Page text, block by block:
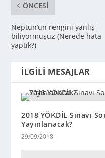
ÖNCESI
Neptün’ün rengini yanlış
biliyormuşuz (Nerede hata
yaptık?)
İLGILI MESAJLAR
2018 YÖKDİL Sınavı
Yayınlanacak?
29/09/2018